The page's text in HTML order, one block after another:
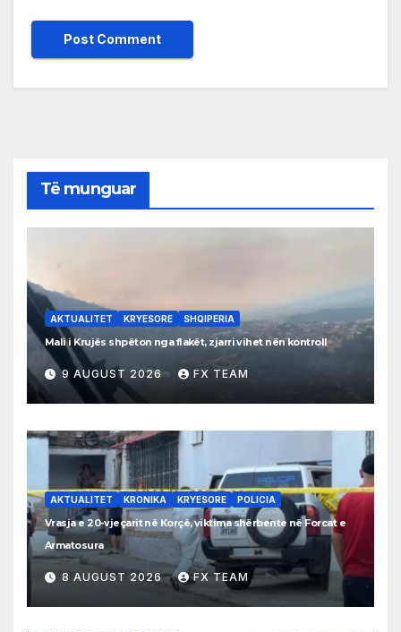
Të munguar
AKTUALITET KRYESORE SHQIPERIA
Mali i Krujës shpëton nga flakët, zjarri vihet nën kontroll
9 AUGUST 2026 FX TEAM
AKTUALITET KRONIKA KRYESORE POLICIA
Vrasja e 20-vjeçarit në Korçë, viktima shërbente në Forcat e
Armatosura
8 AUGUST 2026 FX TEAM